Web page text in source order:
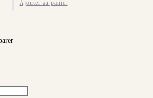
Ajouter au panier